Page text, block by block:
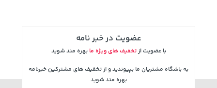
عضویت در خبر نامه
با عضویت ازتخفیف های ویژه ما بهره مند شوید
به باشگاه مشتریان ما بپیوندید و از تخفیف های مشترکین خبرنامه
بهره مند شوید